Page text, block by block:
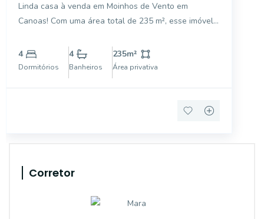
Linda casa à venda em Moinhos de Vento em
Canoas! Com uma área total de 235 m², esse imóvel
1 dormitório. Área social é um convite para viver
bons momentos : Sala de estar e jantar integradas
4
Dormitórios
4
Banheiros
235m²
Área privativa
Corretor